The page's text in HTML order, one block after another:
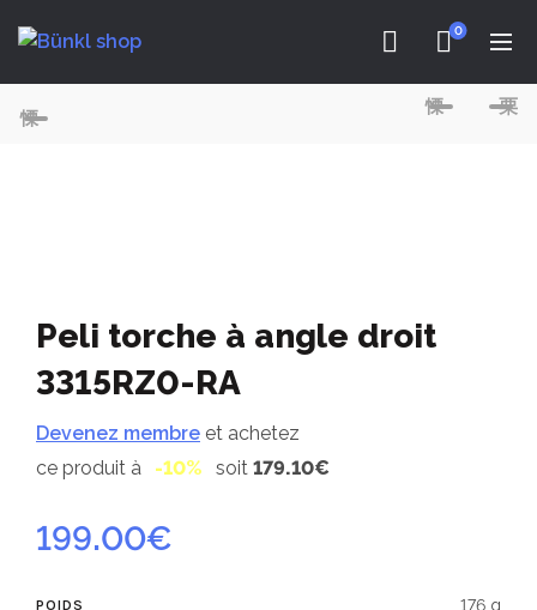
0
Peli torche à angle droit
3315RZ0-RA
Devenez membre et achetez
ce produit à
-10% soit 179.10€
199.00€
POIDS 176 g